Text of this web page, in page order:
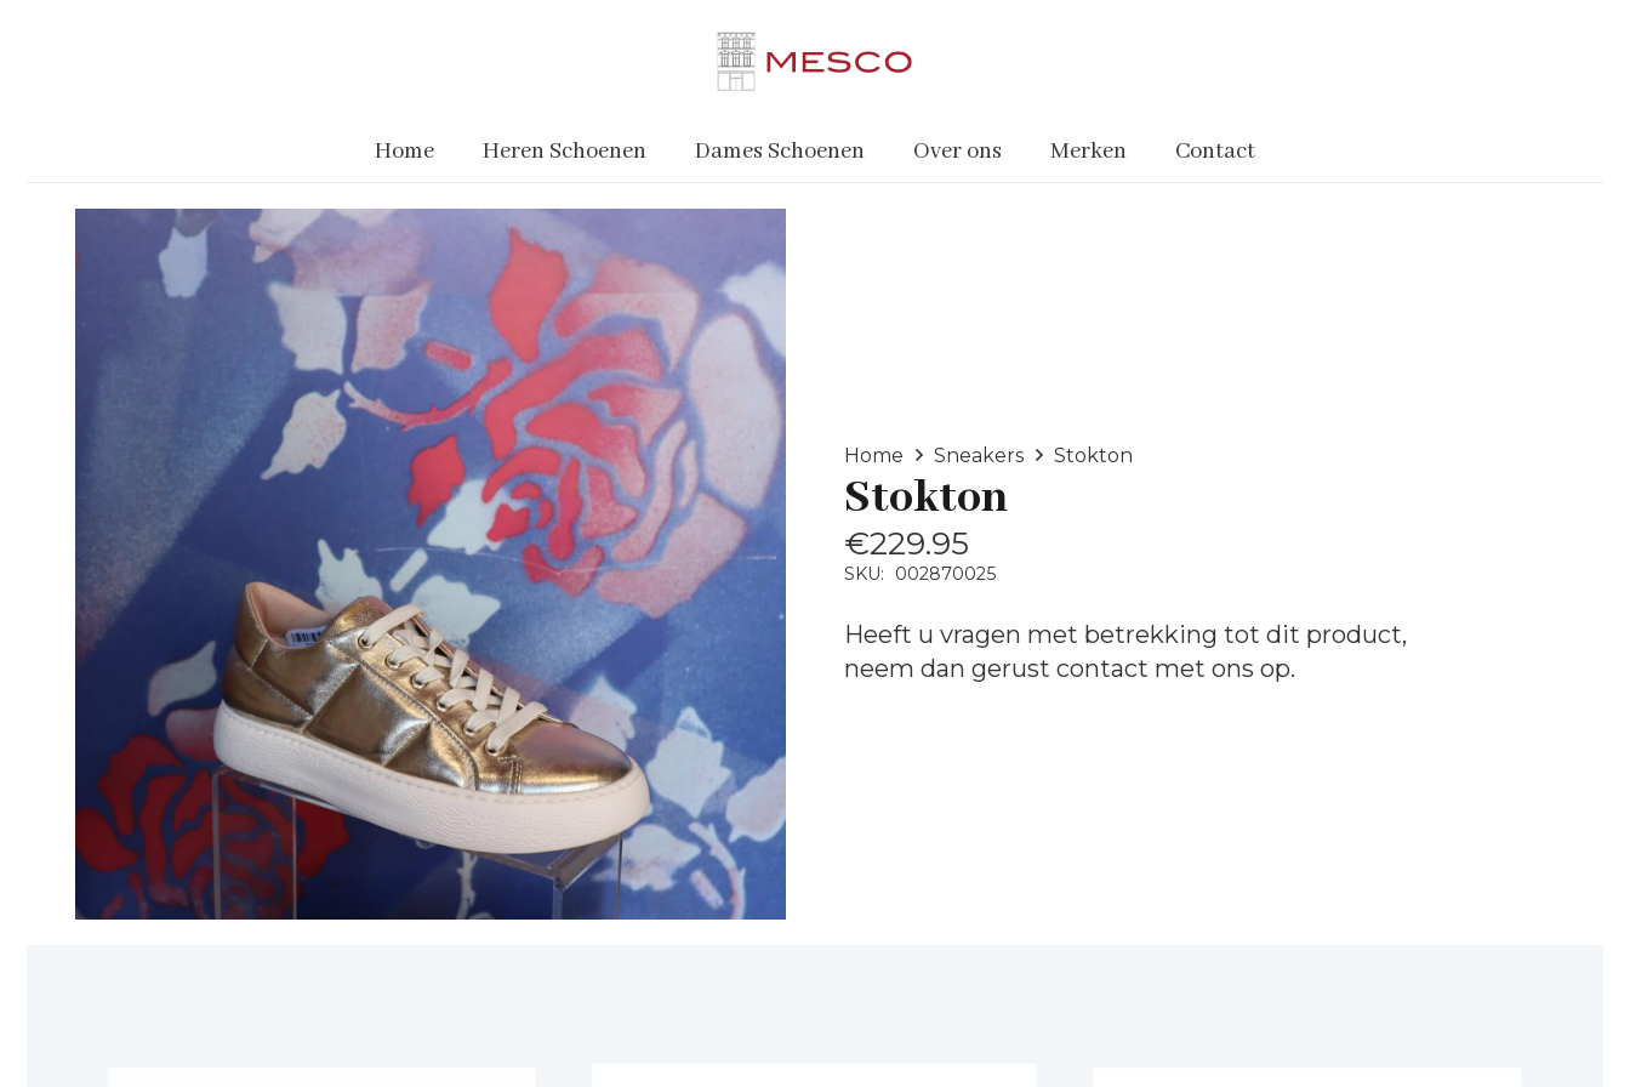
Home Heren Schoenen Dames Schoenen Over ons Merken Contact
Home Sneakers Stokton
Stokton
€229.95
SKU: 002870025
Heeft u vragen met betrekking tot dit product,
neem dan gerust contact met ons op.